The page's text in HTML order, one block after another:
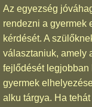
Az egyezség
rendezni a gyermek
kérdését. A
választaniuk, amely
fejlődését legjobban
gyermek
alku tárgya. Ha